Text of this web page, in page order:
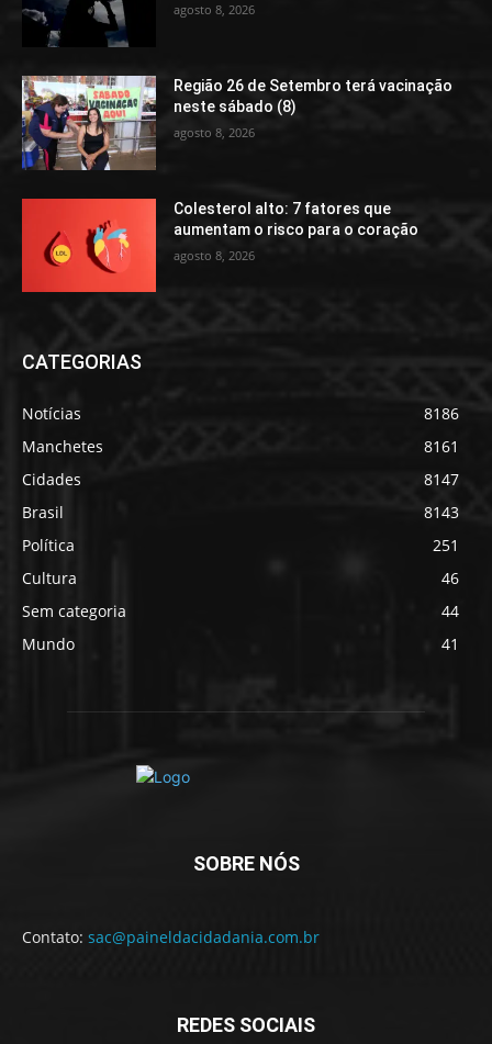
agosto 8, 2026
Região 26 de Setembro terá vacinação
neste sábado (8)
agosto 8, 2026
Colesterol alto: 7 fatores que
aumentam o risco para o coração
agosto 8, 2026
CATEGORIAS
Notícias
8186
Manchetes
8161
Cidades
8147
Brasil
8143
Política
251
Cultura
46
Sem categoria
44
Mundo
41
SOBRE NÓS
Contato: sac@paineldacidadania.com.br
REDES SOCIAIS